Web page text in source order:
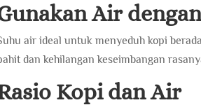
Air
air ideal untuk menyeduh kopi
dan kehilangan keseimbangan
Kopi dan Air